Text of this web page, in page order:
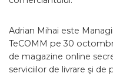
Adrian Mihai este
TeCOMM pe 30
de magazine online
serviciilor de livrare şi de